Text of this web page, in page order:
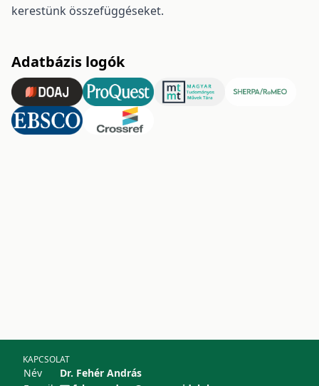
kerestünk összefüggéseket.
Adatbázis logók
KAPCSOLAT
Név
Dr. Fehér András